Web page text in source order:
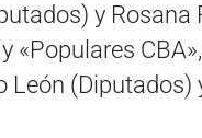
y Rosana
«Populares
León (Diputados)